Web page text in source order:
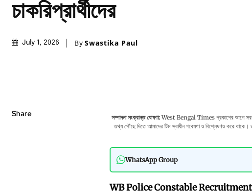
চাকরিপ্রার্থীদের
July 1, 2026 By Swastika Paul
Share সম্পাদনা সংক্রান্ত ঘোষণা:West Bengal Times প্রকাশের আগে সরকারি
তথ্য পৌঁছে দিতে আমাদের টিম স্বাধীন গবেষণা ও বিশ্লেষণও করে থাকে।
WhatsApp Group
WB Police Constable